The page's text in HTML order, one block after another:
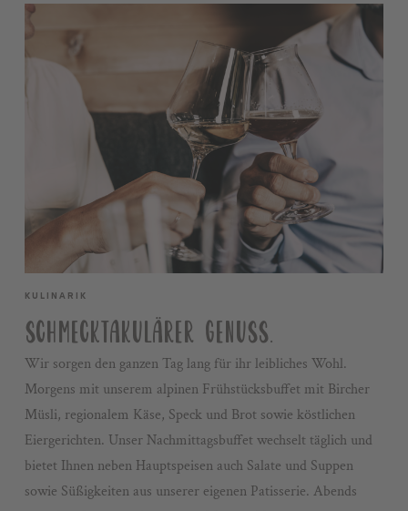
KULINARIK
SCHMECKTAKULÄRER GENUSS.
Wir sorgen den ganzen Tag lang für ihr leibliches Wohl.
Morgens mit unserem alpinen Frühstücksbuffet mit Bircher
Müsli, regionalem Käse, Speck und Brot sowie köstlichen
Eiergerichten. Unser Nachmittagsbuffet wechselt täglich und
bietet Ihnen neben Hauptspeisen auch Salate und Suppen
sowie Süßigkeiten aus unserer eigenen Patisserie. Abends